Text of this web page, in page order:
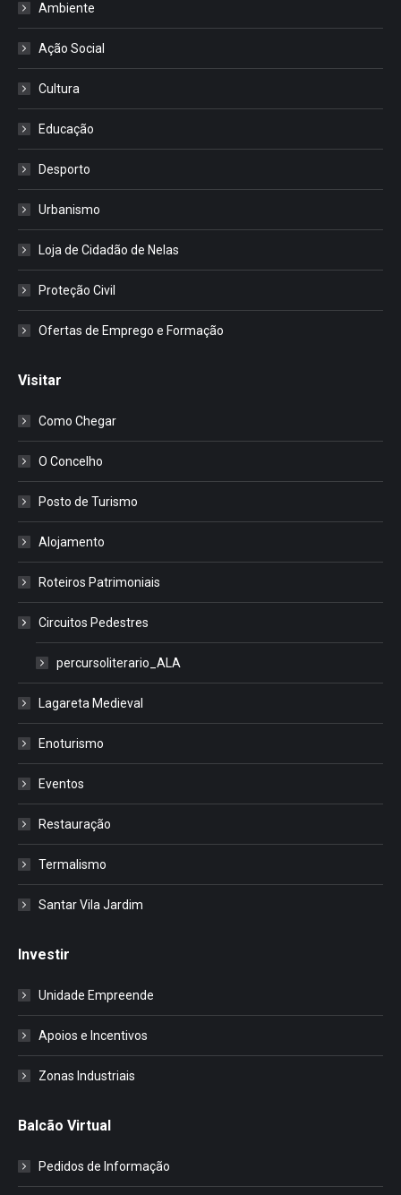
Ambiente
Ação Social
Cultura
Educação
Desporto
Urbanismo
Loja de Cidadão de Nelas
Proteção Civil
Ofertas de Emprego e Formação
Visitar
Como Chegar
O Concelho
Posto de Turismo
Alojamento
Roteiros Patrimoniais
Circuitos Pedestres
percursoliterario_ALA
Lagareta Medieval
Enoturismo
Eventos
Restauração
Termalismo
Santar Vila Jardim
Investir
Unidade Empreende
Apoios e Incentivos
Zonas Industriais
Balcão Virtual
Pedidos de Informação